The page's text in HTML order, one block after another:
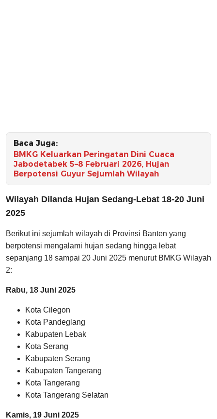
Baca Juga:
BMKG Keluarkan Peringatan Dini Cuaca
Jabodetabek 5–8 Februari 2026, Hujan
Berpotensi Guyur Sejumlah Wilayah
Wilayah Dilanda Hujan Sedang-Lebat 18-20 Juni
2025
Berikut ini sejumlah wilayah di Provinsi Banten yang
berpotensi mengalami hujan sedang hingga lebat
sepanjang 18 sampai 20 Juni 2025 menurut BMKG Wilayah
2:
Rabu, 18 Juni 2025
Kota Cilegon
Kota Pandeglang
Kabupaten Lebak
Kota Serang
Kabupaten Serang
Kabupaten Tangerang
Kota Tangerang
Kota Tangerang Selatan
Kamis, 19 Juni 2025